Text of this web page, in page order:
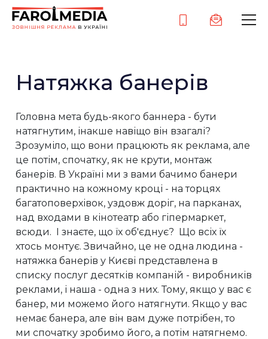
Натяжка банерів
Головна мета будь-якого баннера - бути
натягнутим, інакше навіщо він взагалі?
Зрозуміло, що вони працюють як реклама, але
це потім, спочатку, як не крути, монтаж
банерів. В Україні ми з вами бачимо банери
практично на кожному кроці - на торцях
багатоповерхівок, уздовж доріг, на парканах,
над входами в кінотеатр або гіпермаркет,
всюди. І знаєте, що їх об'єднує? Що всіх їх
хтось монтує. Звичайно, це не одна людина -
натяжка банерів у Києві представлена ​​в
списку послуг десятків компаній - виробників
реклами, і наша - одна з них. Тому, якщо у вас є
банер, ми можемо його натягнути. Якщо у вас
немає банера, але він вам дуже потрібен, то
ми спочатку зробимо його, а потім натягнемо.